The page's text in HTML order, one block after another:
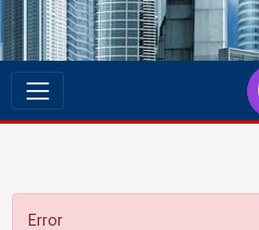
Error